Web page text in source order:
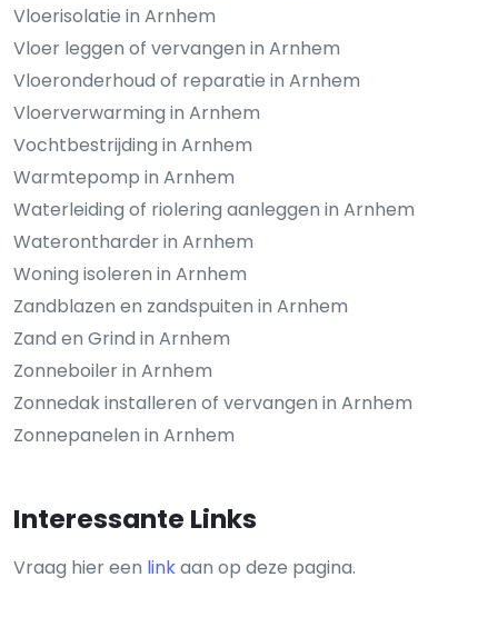
Vloerisolatie in Arnhem
Vloer leggen of vervangen in Arnhem
Vloeronderhoud of reparatie in Arnhem
Vloerverwarming in Arnhem
Vochtbestrijding in Arnhem
Warmtepomp in Arnhem
Waterleiding of riolering aanleggen in Arnhem
Waterontharder in Arnhem
Woning isoleren in Arnhem
Zandblazen en zandspuiten in Arnhem
Zand en Grind in Arnhem
Zonneboiler in Arnhem
Zonnedak installeren of vervangen in Arnhem
Zonnepanelen in Arnhem
Interessante Links
Vraag hier een linkaan op deze pagina.